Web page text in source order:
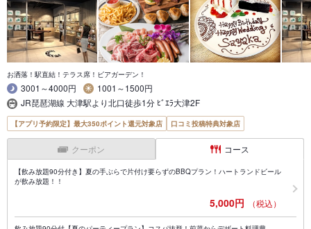
お洒落！駅直結！テラス席！ビアガーデン！
3001～4000円
1001～1500円
JR琵琶湖線 大津駅より北口徒歩1分 ﾋﾞｴﾗ大津2F
【アプリ予約限定】最大350ポイント還元対象店 口コミ投稿特典対象店
クーポン コース
【飲み放題90分付き】夏の手ぶらで片付け要らずのBBQプラン！ハートランドビール
が飲み放題！！
5,000円 （税込）